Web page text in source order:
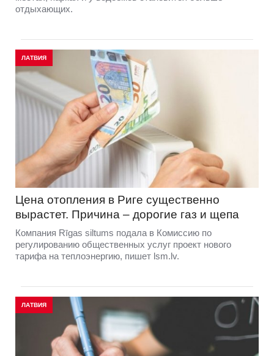
отдыхающих.
ЛАТВИЯ
Цена отопления в Риге существенно
вырастет. Причина – дорогие газ и щепа
Компания Rīgas siltums подала в Комиссию по
регулированию общественных услуг проект нового
тарифа на теплоэнергию, пишет lsm.lv.
ЛАТВИЯ